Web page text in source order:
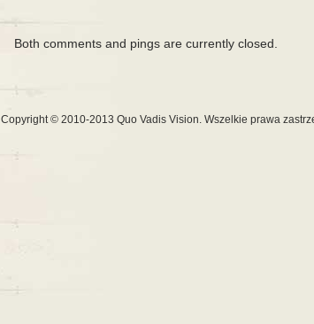
Both comments and pings are currently closed.
Copyright © 2010-2013 Quo Vadis Vision. Wszelkie prawa